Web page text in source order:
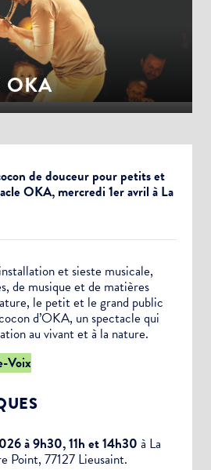
DÉMOCRATIE
PARTICIPATIVE
OKA
de douceur pour petits et
OKA, mercredi 1er avril à La
et sieste musicale,
de musique et de matières
le petit et le grand public
d’OKA, un spectacle qui
au vivant et à la nature.
Voix
à 9h30, 11h et 14h30 à La
Point, 77127 Lieusaint.